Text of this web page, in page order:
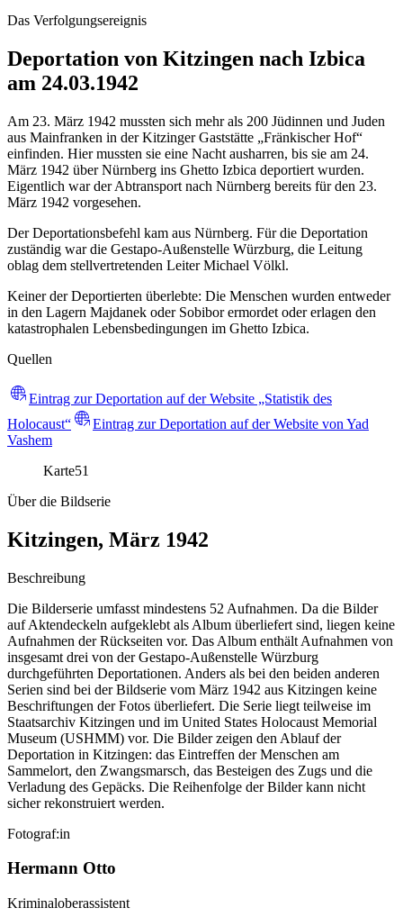
Das Verfolgungsereignis
Deportation von Kitzingen nach Izbica
am 24.03.1942
Am 23. März 1942 mussten sich mehr als 200 Jüdinnen und Juden
aus Mainfranken in der Kitzinger Gaststätte „Fränkischer Hof“
einfinden. Hier mussten sie eine Nacht ausharren, bis sie am 24.
März 1942 über Nürnberg ins Ghetto Izbica deportiert wurden.
Eigentlich war der Abtransport nach Nürnberg bereits für den 23.
März 1942 vorgesehen.
Der Deportationsbefehl kam aus Nürnberg. Für die Deportation
zuständig war die Gestapo-Außenstelle Würzburg, die Leitung
oblag dem stellvertretenden Leiter Michael Völkl.
Keiner der Deportierten überlebte: Die Menschen wurden entweder
in den Lagern Majdanek oder Sobibor ermordet oder erlagen den
katastrophalen Lebensbedingungen im Ghetto Izbica.
Quellen
Eintrag zur Deportation auf der Website „Statistik des
Holocaust“
Eintrag zur Deportation auf der Website von Yad
Vashem
Karte51
Über die Bildserie
Kitzingen, März 1942
Beschreibung
Die Bilderserie umfasst mindestens 52 Aufnahmen. Da die Bilder
auf Aktendeckeln aufgeklebt als Album überliefert sind, liegen keine
Aufnahmen der Rückseiten vor. Das Album enthält Aufnahmen von
insgesamt drei von der Gestapo-Außenstelle Würzburg
durchgeführten Deportationen. Anders als bei den beiden anderen
Serien sind bei der Bildserie vom März 1942 aus Kitzingen keine
Beschriftungen der Fotos überliefert. Die Serie liegt teilweise im
Staatsarchiv Kitzingen und im United States Holocaust Memorial
Museum (USHMM) vor. Die Bilder zeigen den Ablauf der
Deportation in Kitzingen: das Eintreffen der Menschen am
Sammelort, den Zwangsmarsch, das Besteigen des Zugs und die
Verladung des Gepäcks. Die Reihenfolge der Bilder kann nicht
sicher rekonstruiert werden.
Fotograf:in
Hermann Otto
Kriminaloberassistent